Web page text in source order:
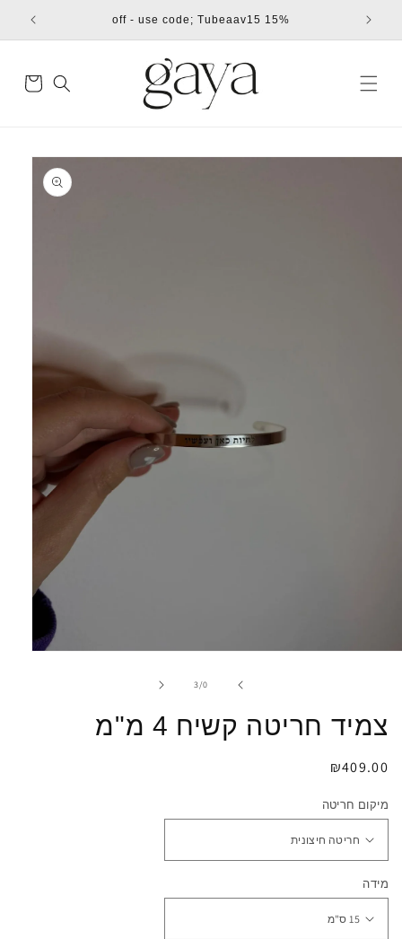
דילוג
לתוכן
15% off - use code; Tubeaav15
קניות
דילוג
0
/מתוך
3
צמיד חריטה קשיח 4 מ"מ
מחיר
₪409.00
מיקום חריטה
מידה